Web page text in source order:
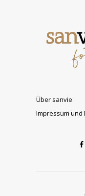
Über sanvie
Impressum und